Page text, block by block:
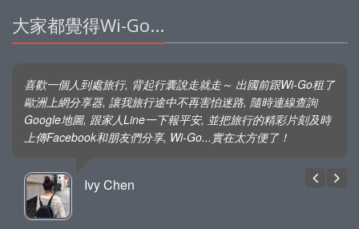
大家都覺得Wi-Go...
喜歡一個人到處旅行, 背起行囊說走就走～ 出國前跟Wi-Go租了
歐洲上網分享器, 讓我旅行途中不再害怕迷路, 隨時連線查詢
Google地圖, 跟家人Line一下報平安, 並把旅行的精彩片刻及時
上傳Facebook和朋友們分享, Wi-Go...實在太方便了！
Ivy Chen